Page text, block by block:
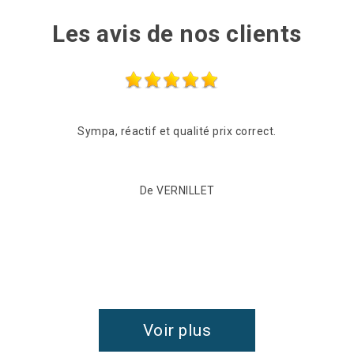
Les avis de nos clients
Sympa, réactif et qualité prix correct.
De VERNILLET
Voir plus